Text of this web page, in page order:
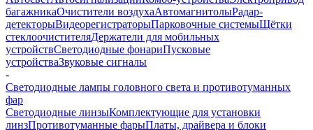
багажникаОчистители воздухаАвтомагнитолыРадар-
детекторыВидеорегистраторыПарковочные системыЩётки
стеклоочистителяДержатели для мобильных
устройствСветодиодные фонариПусковые
устройстваЗвуковые сигналы
-
Светодиодные лампы головного света и противотуманных
фар
Светодиодные линзыКомплектующие для установки
линзПротивотуманные фарыПлаты, драйвера и блоки